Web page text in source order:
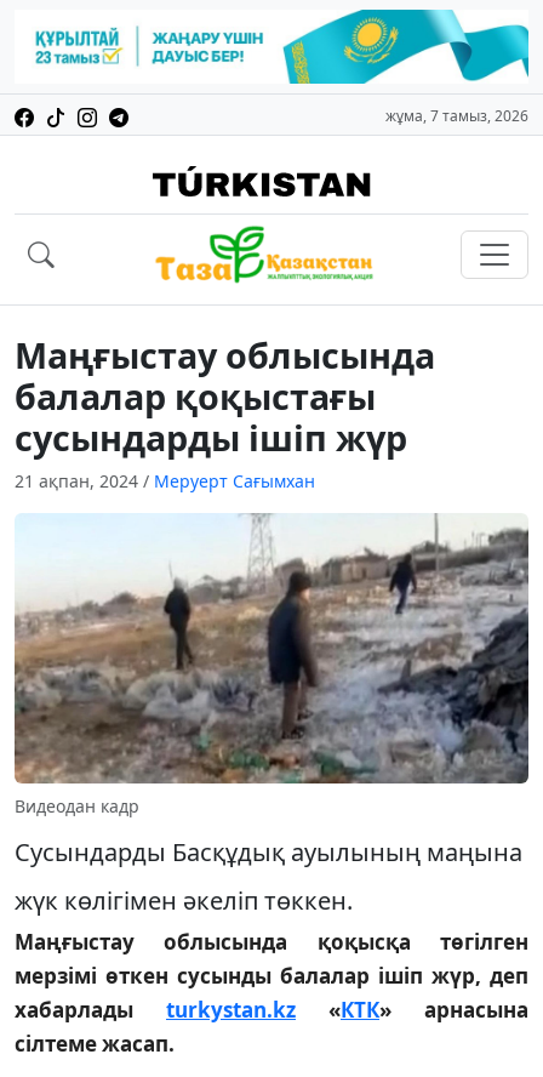
жұма, 7 тамыз, 2026
Маңғыстау облысында
балалар қоқыстағы
сусындарды ішіп жүр
21 ақпан, 2024 / Меруерт Сағымхан
Видеодан кадр
Сусындарды Басқұдық ауылының маңына
жүк көлігімен әкеліп төккен.
Маңғыстау облысында қоқысқа төгілген
мерзімі өткен сусынды балалар ішіп жүр, деп
хабарлады turkystan.kz «КТК» арнасына
сілтеме жасап.